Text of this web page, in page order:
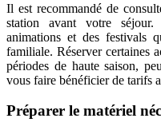
Il est recommandé de
station avant votre séjour.
animations et des festivals
familiale. Réserver certaines
périodes de haute saison,
vous faire bénéficier de tarifs
Préparer le matériel